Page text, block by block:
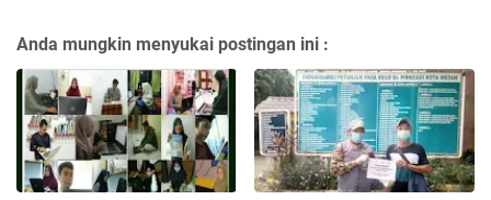
Anda mungkin menyukai postingan ini :